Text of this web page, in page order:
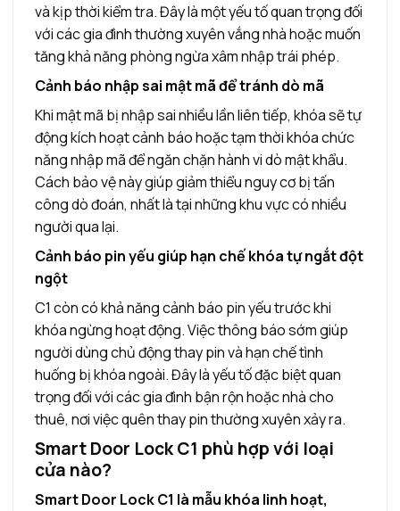
và kịp thời kiểm tra. Đây là một yếu tố quan trọng đối
với các gia đình thường xuyên vắng nhà hoặc muốn
tăng khả năng phòng ngừa xâm nhập trái phép.
Cảnh báo nhập sai mật mã để tránh dò mã
Khi mật mã bị nhập sai nhiều lần liên tiếp, khóa sẽ tự
động kích hoạt cảnh báo hoặc tạm thời khóa chức
năng nhập mã để ngăn chặn hành vi dò mật khẩu.
Cách bảo vệ này giúp giảm thiểu nguy cơ bị tấn
công dò đoán, nhất là tại những khu vực có nhiều
người qua lại.
Cảnh báo pin yếu giúp hạn chế khóa tự ngắt đột
ngột
C1 còn có khả năng cảnh báo pin yếu trước khi
khóa ngừng hoạt động. Việc thông báo sớm giúp
người dùng chủ động thay pin và hạn chế tình
huống bị khóa ngoài. Đây là yếu tố đặc biệt quan
trọng đối với các gia đình bận rộn hoặc nhà cho
thuê, nơi việc quên thay pin thường xuyên xảy ra.
Smart Door Lock C1 phù hợp với loại
cửa nào?
Smart Door Lock C1 là mẫu khóa linh hoạt,